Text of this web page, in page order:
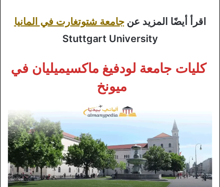
اقرأ أيضًا المزيد عنجامعة شتوتغارت في المانيا
Stuttgart University
كليات جامعة لودفيغ ماكسيميليان في
ميونخ